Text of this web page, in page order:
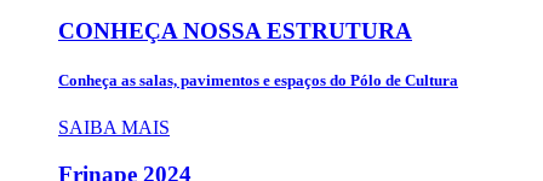
CONHEÇA NOSSA ESTRUTURA
Conheça as salas, pavimentos e espaços do Pólo de Cultura
SAIBA MAIS
Frinape 2024